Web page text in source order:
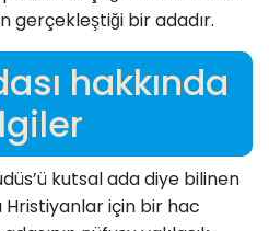
gerçekleştiği bir adadır.
hakkında
kutsal ada diye bilinen
Hristiyanlar için bir hac